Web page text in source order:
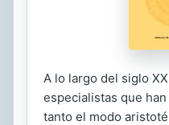
A lo largo del siglo
especialistas que
tanto el modo